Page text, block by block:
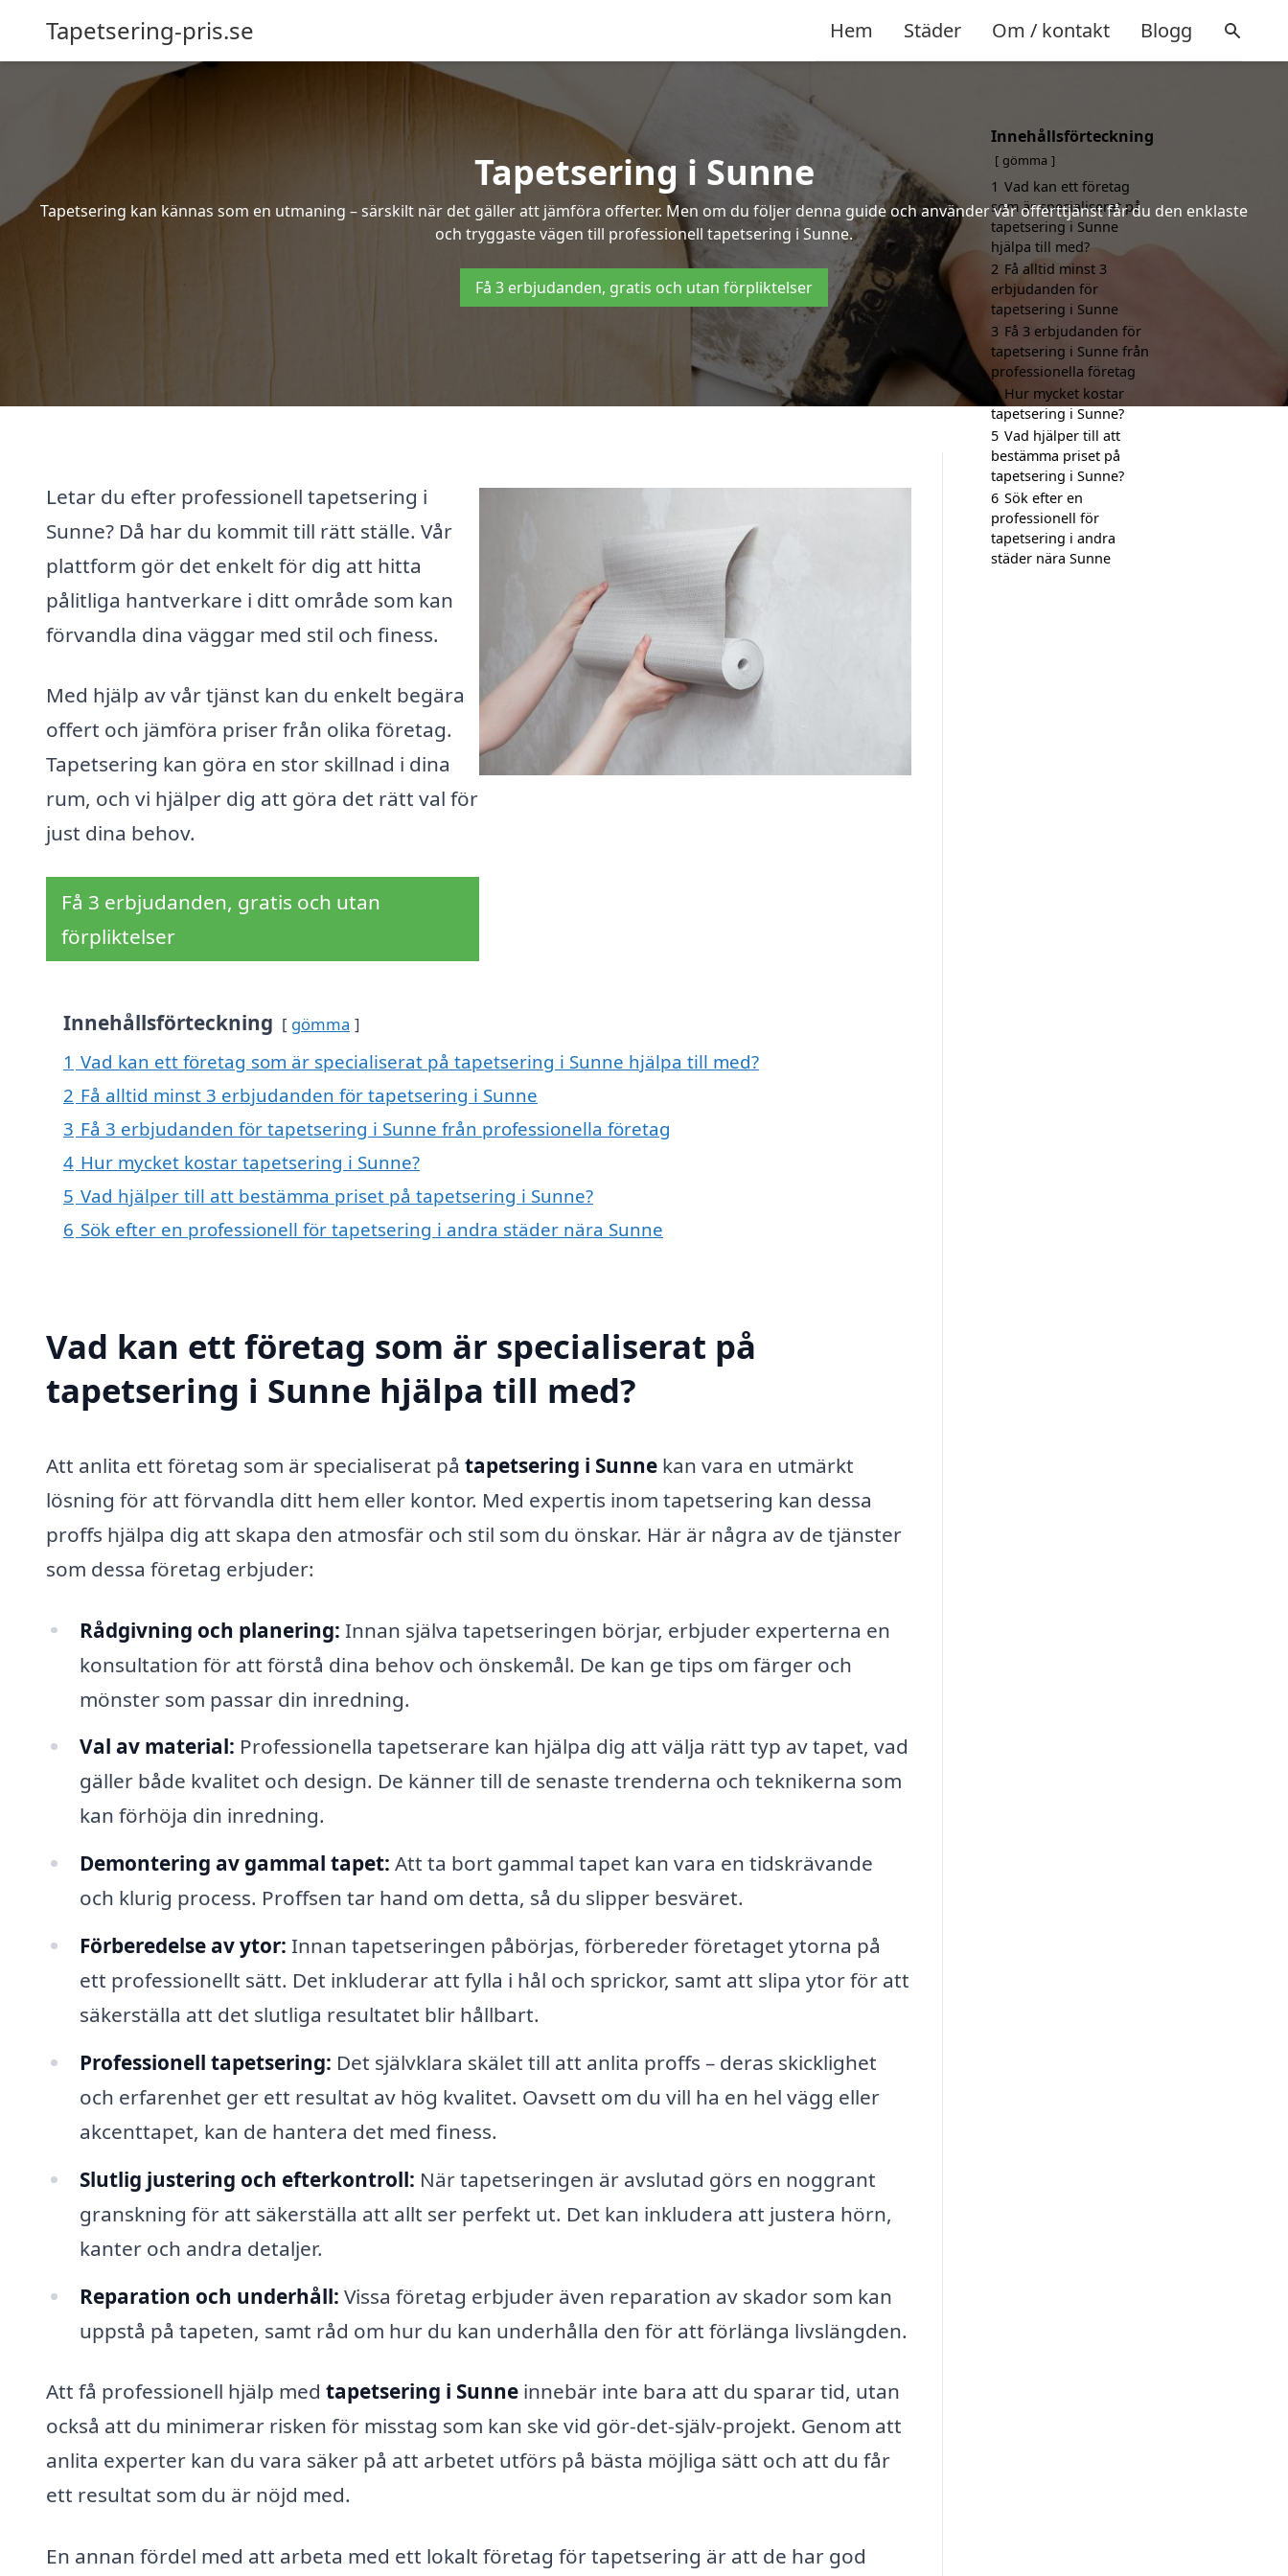
Tapetsering-pris.se Hem Städer Om / kontakt Blogg
Tapetsering i Sunne
Tapetsering kan kännas som en utmaning – särskilt när det gäller att jämföra offerter. Men om du följer denna guide och använder vår offerttjänst får du den enklaste
och tryggaste vägen till professionell tapetsering i Sunne.
Få 3 erbjudanden, gratis och utan förpliktelser
Letar du efter professionell tapetsering i
Sunne? Då har du kommit till rätt ställe. Vår
plattform gör det enkelt för dig att hitta
pålitliga hantverkare i ditt område som kan
förvandla dina väggar med stil och finess.
Med hjälp av vår tjänst kan du enkelt begära
offert och jämföra priser från olika företag.
Tapetsering kan göra en stor skillnad i dina
rum, och vi hjälper dig att göra det rätt val för
just dina behov.
Få 3 erbjudanden, gratis och utan
förpliktelser
Innehållsförteckning gömma
1 Vad kan ett företag som är specialiserat på tapetsering i Sunne hjälpa till med?
2 Få alltid minst 3 erbjudanden för tapetsering i Sunne
3 Få 3 erbjudanden för tapetsering i Sunne från professionella företag
4 Hur mycket kostar tapetsering i Sunne?
5 Vad hjälper till att bestämma priset på tapetsering i Sunne?
6 Sök efter en professionell för tapetsering i andra städer nära Sunne
Vad kan ett företag som är specialiserat på
tapetsering i Sunne hjälpa till med?
Att anlita ett företag som är specialiserat på tapetsering i Sunne kan vara en utmärkt
lösning för att förvandla ditt hem eller kontor. Med expertis inom tapetsering kan dessa
proffs hjälpa dig att skapa den atmosfär och stil som du önskar. Här är några av de tjänster
som dessa företag erbjuder:
Rådgivning och planering: Innan själva tapetseringen börjar, erbjuder experterna en
konsultation för att förstå dina behov och önskemål. De kan ge tips om färger och
mönster som passar din inredning.
Val av material: Professionella tapetserare kan hjälpa dig att välja rätt typ av tapet, vad
gäller både kvalitet och design. De känner till de senaste trenderna och teknikerna som
kan förhöja din inredning.
Demontering av gammal tapet: Att ta bort gammal tapet kan vara en tidskrävande
och klurig process. Proffsen tar hand om detta, så du slipper besväret.
Förberedelse av ytor: Innan tapetseringen påbörjas, förbereder företaget ytorna på
ett professionellt sätt. Det inkluderar att fylla i hål och sprickor, samt att slipa ytor för att
säkerställa att det slutliga resultatet blir hållbart.
Professionell tapetsering: Det självklara skälet till att anlita proffs – deras skicklighet
och erfarenhet ger ett resultat av hög kvalitet. Oavsett om du vill ha en hel vägg eller
akcenttapet, kan de hantera det med finess.
Slutlig justering och efterkontroll: När tapetseringen är avslutad görs en noggrant
granskning för att säkerställa att allt ser perfekt ut. Det kan inkludera att justera hörn,
kanter och andra detaljer.
Reparation och underhåll: Vissa företag erbjuder även reparation av skador som kan
uppstå på tapeten, samt råd om hur du kan underhålla den för att förlänga livslängden.
Att få professionell hjälp med tapetsering i Sunne innebär inte bara att du sparar tid, utan
också att du minimerar risken för misstag som kan ske vid gör-det-själv-projekt. Genom att
anlita experter kan du vara säker på att arbetet utförs på bästa möjliga sätt och att du får
ett resultat som du är nöjd med.
En annan fördel med att arbeta med ett lokalt företag för tapetsering är att de har god
Innehållsförteckning
gömma
1 Vad kan ett företag
som är specialiserat på
tapetsering i Sunne
hjälpa till med?
2 Få alltid minst 3
erbjudanden för
tapetsering i Sunne
3 Få 3 erbjudanden för
tapetsering i Sunne från
professionella företag
4 Hur mycket kostar
tapetsering i Sunne?
5 Vad hjälper till att
bestämma priset på
tapetsering i Sunne?
6 Sök efter en
professionell för
tapetsering i andra
städer nära Sunne